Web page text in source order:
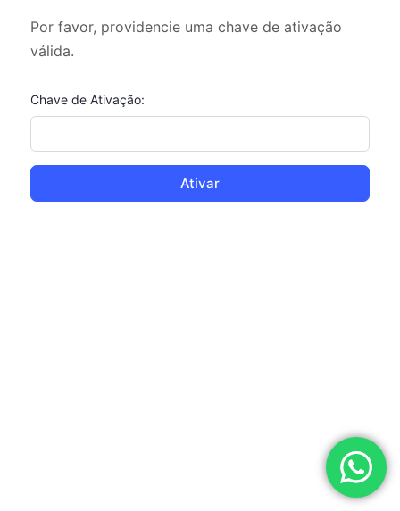
Por favor, providencie uma chave de ativação
válida.
Chave de Ativação: